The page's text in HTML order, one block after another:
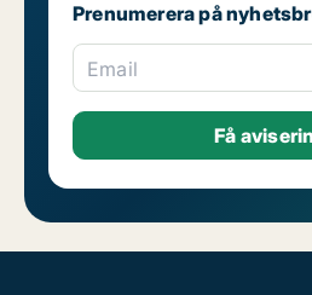
Prenumerera på
Email